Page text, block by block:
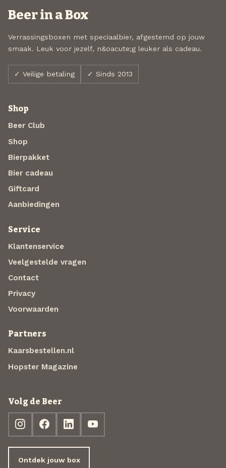
Beer in a Box
Verrassingsboxen met speciaalbier, afgestemd op jouw
smaak. Leuk voor jezelf, n&oacute;g leuker als cadeau.
✓ Veilige betaling ✓ Sinds 2013
Shop
Beer Club
Shop
Bierpakket
Bier cadeau
Giftcard
Aanbiedingen
Service
Klantenservice
Veelgestelde vragen
Contact
Privacy
Voorwaarden
Partners
Kaarsbestellen.nl
Hopster Magazine
Volg de Beer
Ontdek jouw box